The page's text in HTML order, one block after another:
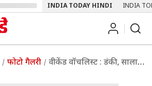
INDIA TODAY HINDI INDIA
फोटो गैलरी वीकेंड वॉचलिस्ट : डंकी, सालार, बार्बी के अलावा इस लॉन्ग वीकेंड पर और क्या-क्या देखा जा सकता है?